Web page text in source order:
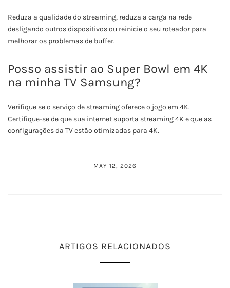
Reduza a qualidade do streaming, reduza a carga na rede
desligando outros dispositivos ou reinicie o seu roteador para
melhorar os problemas de buffer.
Posso assistir ao Super Bowl em 4K
na minha TV Samsung?
Verifique se o serviço de streaming oferece o jogo em 4K.
Certifique-se de que sua internet suporta streaming 4K e que as
configurações da TV estão otimizadas para 4K.
MAY 12, 2026
ARTIGOS RELACIONADOS